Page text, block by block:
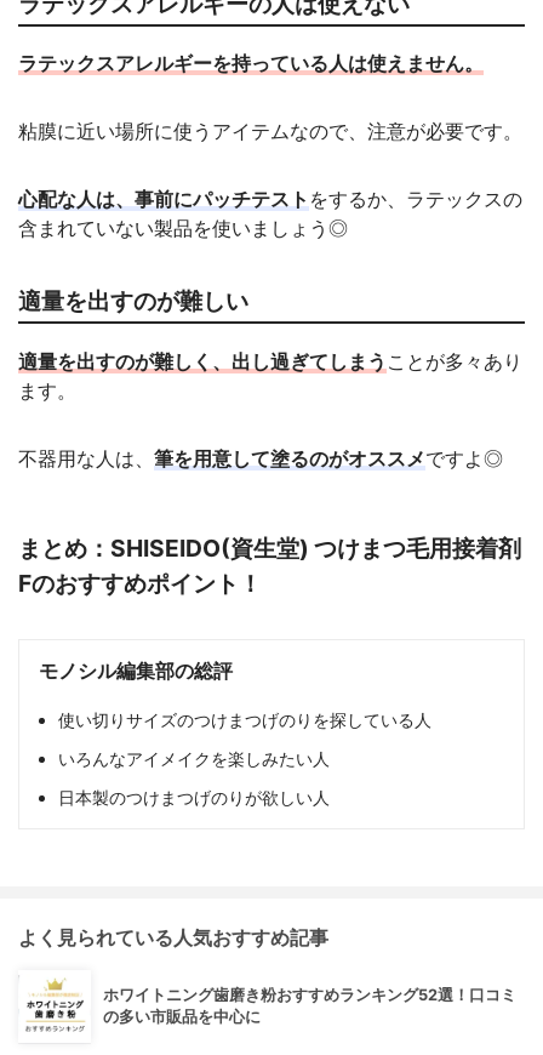
ラテックスアレルギーを持っている人は使えません。
粘膜に近い場所に使うアイテムなので、注意が必要です。
心配な人は、事前にパッチテスト をするか、ラテックスの
含まれていない製品を使いましょう◎
適量を出すのが難しい
適量を出すのが難しく、出し過ぎてしまう ことが多々あり
ます。
不器用な人は、 筆を用意して塗るのがオススメですよ◎
まとめ：SHISEIDO(資生堂) つけまつ毛用接着剤
Fのおすすめポイント！
モノシル編集部の総評
使い切りサイズのつけまつげのりを探している人
いろんなアイメイクを楽しみたい人
日本製のつけまつげのりが欲しい人
よく見られている人気おすすめ記事
ホワイトニング歯磨き粉おすすめランキング52選！口コミ
の多い市販品を中心に